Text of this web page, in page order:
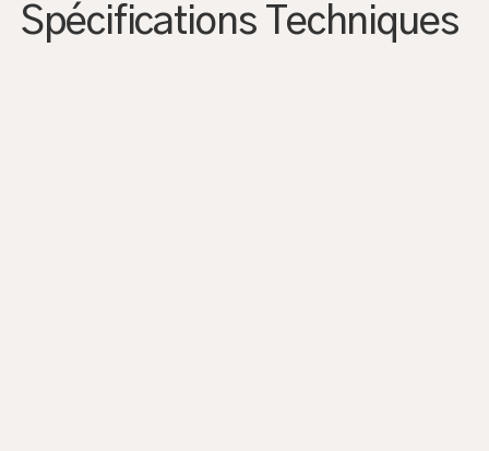
AGRANDIR
Spécifications Techniques